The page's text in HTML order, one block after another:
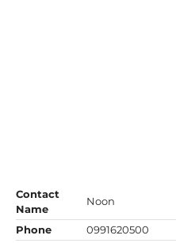
Contact
Name
Noon
Phone
0991620500